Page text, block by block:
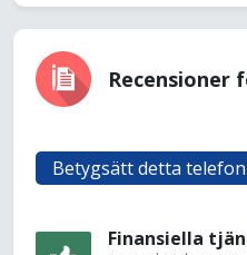
Recensioner
Betygsätt detta
Finansiella